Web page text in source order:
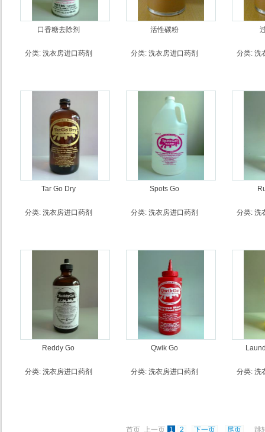
口香糖去除剂
分类: 洗衣房进口药剂
活性碳粉
分类: 洗衣房进口药剂 分类: 洗
Tar Go Dry
分类: 洗衣房进口药剂
Spots Go
分类: 洗衣房进口药剂 分类: 洗
Reddy Go
分类: 洗衣房进口药剂
Qwik Go
分类: 洗衣房进口药剂 分类: 洗
首页 上一页 1 2 下一页 尾页 跳